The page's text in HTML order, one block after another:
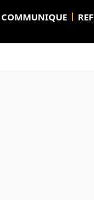
COMMUNIQUE